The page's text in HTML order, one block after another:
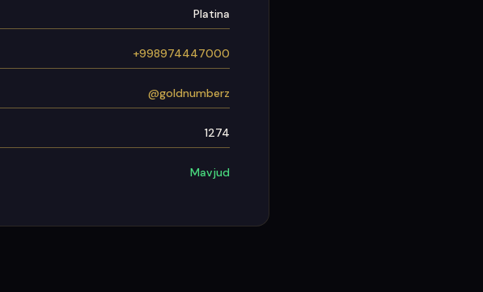
Platina
+998974447000
@goldnumberz
1274
Mavjud